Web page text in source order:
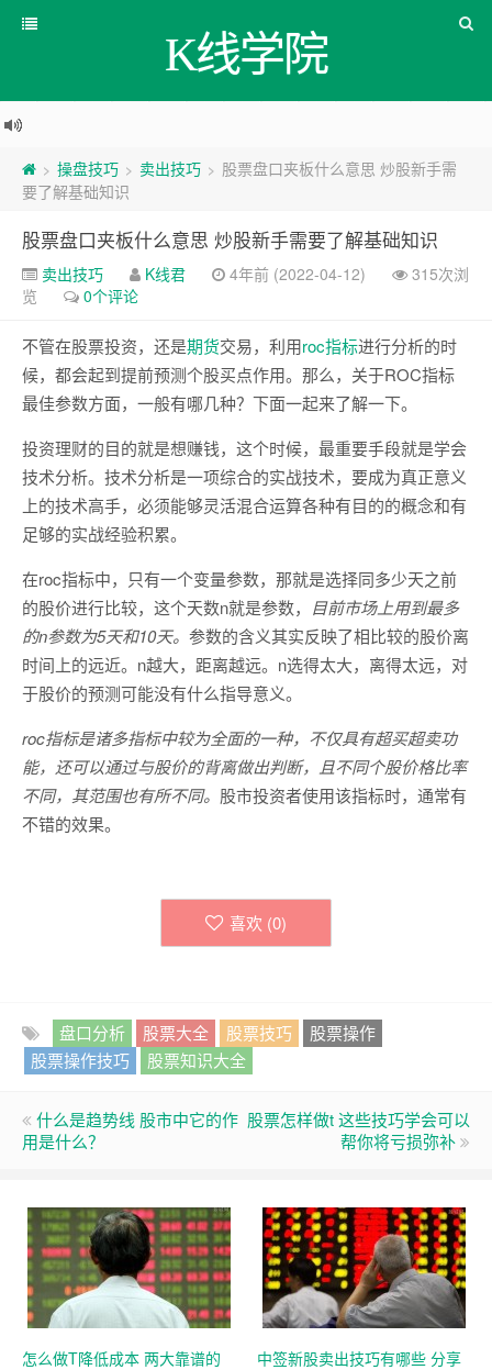
K线学院
> 操盘技巧 > 卖出技巧 > 股票盘口夹板什么意思 炒股新手需
要了解基础知识
股票盘口夹板什么意思 炒股新手需要了解基础知识
卖出技巧 K线君 4年前 (2022-04-12)
315次浏
览
0个评论
不管在股票投资，还是期货交易，利用roc指标进行分析的时
候，都会起到提前预测个股买点作用。那么，关于ROC指标
最佳参数方面，一般有哪几种？下面一起来了解一下。
投资理财的目的就是想赚钱，这个时候，最重要手段就是学会
技术分析。技术分析是一项综合的实战技术，要成为真正意义
上的技术高手，必须能够灵活混合运算各种有目的的概念和有
足够的实战经验积累。
在roc指标中，只有一个变量参数，那就是选择同多少天之前
的股价进行比较，这个天数n就是参数， 目前市场上用到最多
的n参数为5天和10天。 参数的含义其实反映了相比较的股价离
时间上的远近。n越大，距离越远。n选得太大，离得太远，对
于股价的预测可能没有什么指导意义。
roc指标是诸多指标中较为全面的一种，不仅具有超买超卖功
能，还可以通过与股价的背离做出判断，且不同个股价格比率
不同，其范围也有所不同。 股市投资者使用该指标时，通常有
不错的效果。
喜欢 (0)
盘口分析 股票大全 股票技巧
股票操作
股票操作技巧
股票知识大全
什么是趋势线 股市中它的作
用是什么？
股票怎样做t 这些技巧学会可以
帮你将亏损弥补
怎么做T降低成本 两大靠谱的
中签新股卖出技巧有哪些 分享